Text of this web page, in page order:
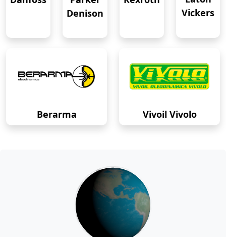
Denison
Vickers
Berarma Vivoil Vivolo